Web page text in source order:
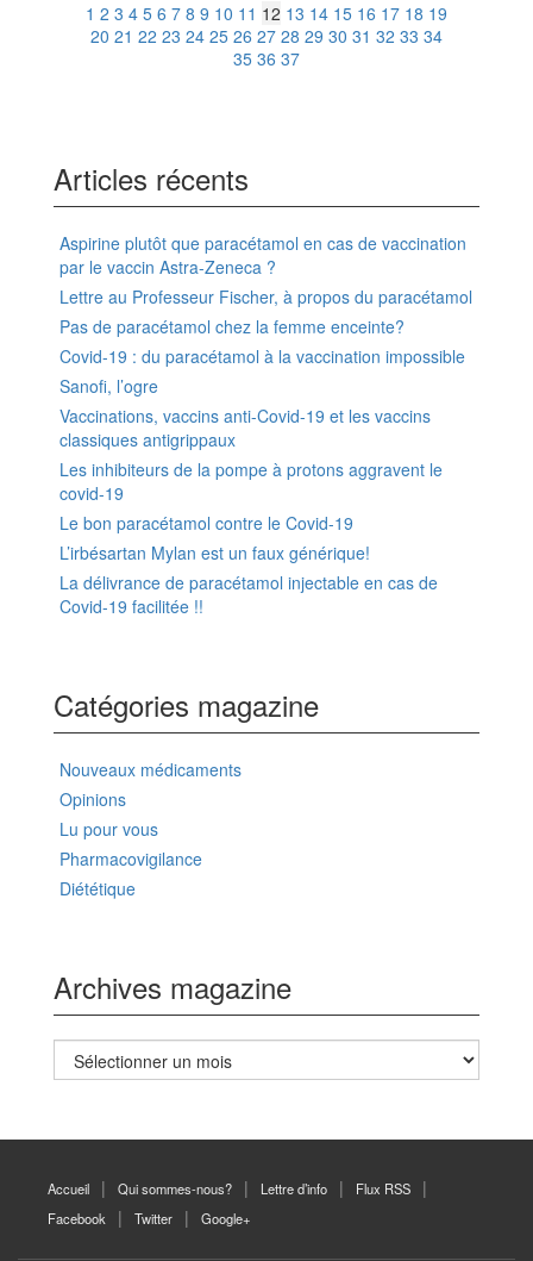
1 2 3 4 5 6 7 8 9 10 11 12 13 14 15 16 17 18 19
20 21 22 23 24 25 26 27 28 29 30 31 32 33 34
35 36 37
Articles récents
Aspirine plutôt que paracétamol en cas de vaccination
par le vaccin Astra-Zeneca ?
Lettre au Professeur Fischer, à propos du paracétamol
Pas de paracétamol chez la femme enceinte?
Covid-19 : du paracétamol à la vaccination impossible
Sanofi, l’ogre
Vaccinations, vaccins anti-Covid-19 et les vaccins
classiques antigrippaux
Les inhibiteurs de la pompe à protons aggravent le
covid-19
Le bon paracétamol contre le Covid-19
L’irbésartan Mylan est un faux générique!
La délivrance de paracétamol injectable en cas de
Covid-19 facilitée !!
Catégories magazine
Nouveaux médicaments
Opinions
Lu pour vous
Pharmacovigilance
Diététique
Archives magazine
Archives
magazine
Accueil Qui sommes-nous? Lettre d’info
Flux RSS
Facebook
Twitter Google+